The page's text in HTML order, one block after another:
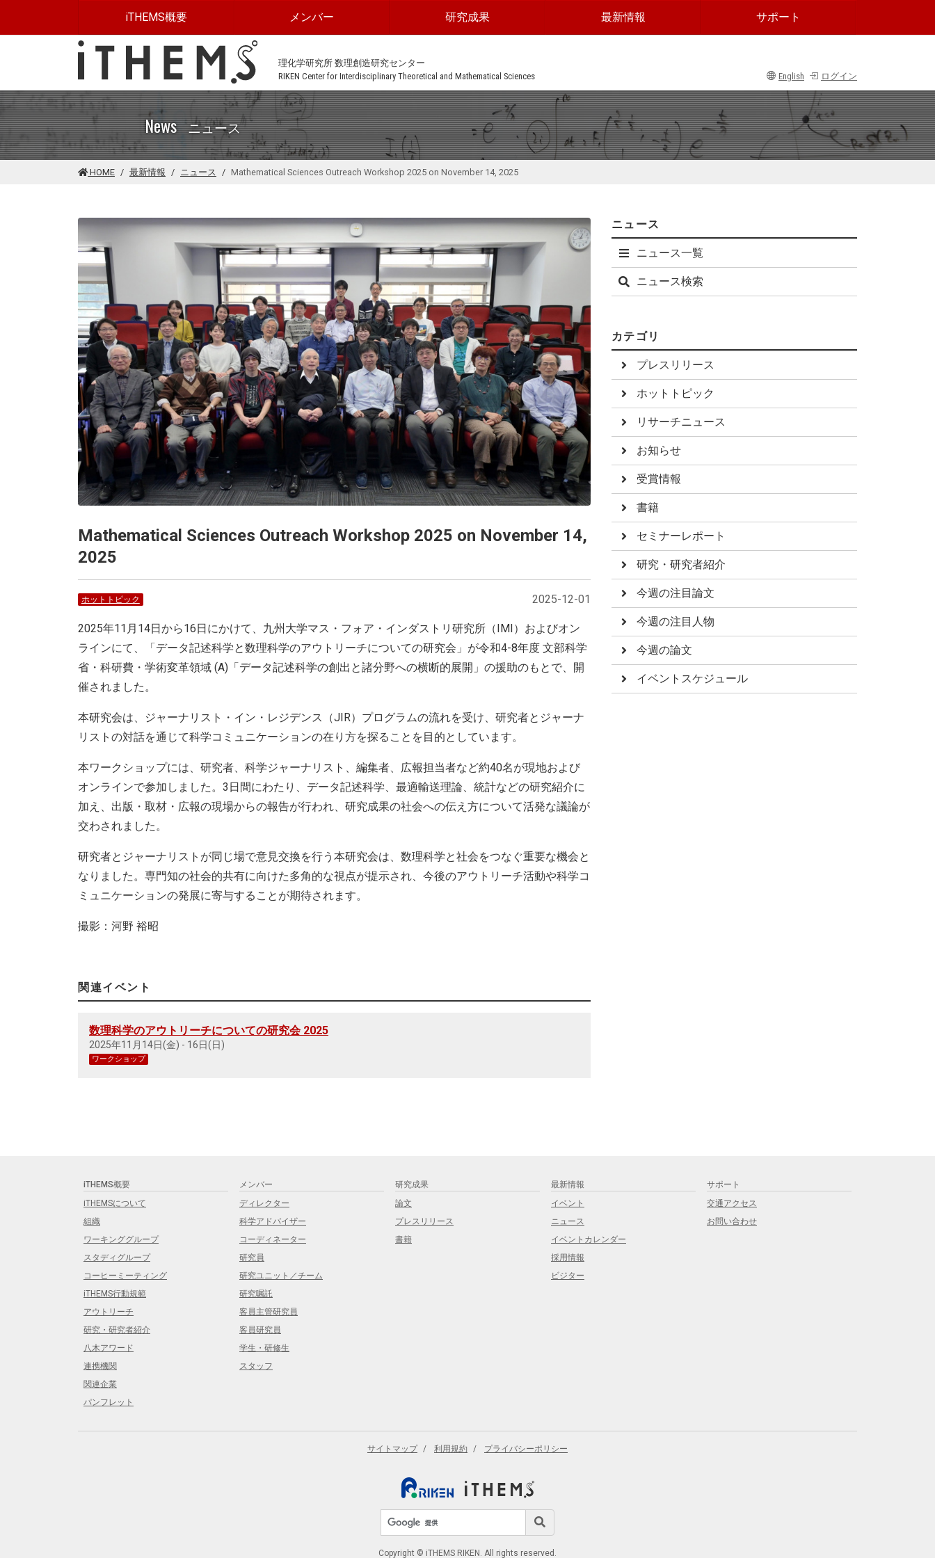
iTHEMS概要 メンバー 研究成果 最新情報 サポート
理化学研究所 数理創造研究センター
RIKEN Center for Interdisciplinary Theoretical and Mathematical Sciences
English ログイン
News ニュース
HOME 最新情報 ニュース Mathematical Sciences Outreach Workshop 2025 on November 14, 2025
Mathematical Sciences Outreach Workshop 2025 on November 14,
2025
2025-12-01
ホットトピック
2025年11月14日から16日にかけて、九州大学マス・フォア・インダストリ研究所（IMI）およびオン
ラインにて、「データ記述科学と数理科学のアウトリーチについての研究会」が令和4-8年度 文部科学
省・科研費・学術変革領域 (A)「データ記述科学の創出と諸分野への横断的展開」の援助のもとで、開
催されました。
本研究会は、ジャーナリスト・イン・レジデンス（JIR）プログラムの流れを受け、研究者とジャーナ
リストの対話を通じて科学コミュニケーションの在り方を探ることを目的としています。
本ワークショップには、研究者、科学ジャーナリスト、編集者、広報担当者など約40名が現地および
オンラインで参加しました。3日間にわたり、データ記述科学、最適輸送理論、統計などの研究紹介に
加え、出版・取材・広報の現場からの報告が行われ、研究成果の社会への伝え方について活発な議論が
交わされました。
研究者とジャーナリストが同じ場で意見交換を行う本研究会は、数理科学と社会をつなぐ重要な機会と
なりました。専門知の社会的共有に向けた多角的な視点が提示され、今後のアウトリーチ活動や科学コ
ミュニケーションの発展に寄与することが期待されます。
撮影：河野 裕昭
関連イベント
数理科学のアウトリーチについての研究会 2025
2025年11月14日(金) - 16日(日)
ワークショップ
ニュース
ニュース一覧
ニュース検索
カテゴリ
プレスリリース
ホットトピック
リサーチニュース
お知らせ
受賞情報
書籍
セミナーレポート
研究・研究者紹介
今週の注目論文
今週の注目人物
今週の論文
イベントスケジュール
iTHEMS概要
iTHEMSについて
組織
ワーキンググループ
スタディグループ
コーヒーミーティング
iTHEMS行動規範
アウトリーチ
研究・研究者紹介
八木アワード
連携機関
関連企業
パンフレット
メンバー
ディレクター
科学アドバイザー
コーディネーター
研究員
研究ユニット／チーム
研究嘱託
客員主管研究員
客員研究員
学生・研修生
スタッフ
研究成果
論文
プレスリリース
書籍
最新情報
イベント
ニュース
イベントカレンダー
採用情報
ビジター
サポート
交通アクセス
お問い合わせ
サイトマップ 利用規約 プライバシーポリシー
Copyright © iTHEMS RIKEN. All rights reserved.